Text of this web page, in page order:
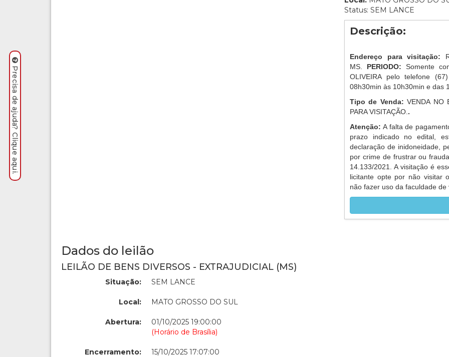
Status: SEM LANCE
Descrição:
Endereço para visitação:
MS. PERIODO: Somente
OLIVEIRA pelo telefone
08h30min às 10h30min e das
Tipo de Venda:VENDA NO
PARA VISITAÇÃO. .
Atenção:A falta de
prazo indicado no edital,
declaração de inidoneidade,
por crime de frustrar ou
14.133/2021. A visitação é
licitante opte por não visitar
não fazer uso da faculdade de
Dados do leilão
LEILÃO DE BENS DIVERSOS - EXTRAJUDICIAL (MS)
Situação: SEM LANCE
Local: MATO GROSSO DO SUL
Abertura:
01/10/2025 19:00:00
(Horário de Brasília)
Encerramento:
15/10/2025 17:07:00
Precisa de ajuda? Clique aqui.